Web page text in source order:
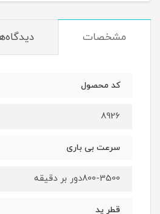
مشخصات
کد محصول
8926
سرعت بی باری
800-3500دور بر دقیقه
قطر پد